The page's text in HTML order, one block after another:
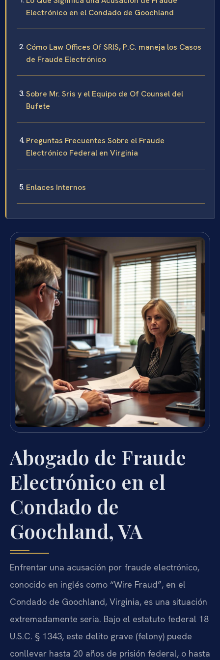
Electrónico en el Condado de Goochland
Cómo Law Offices Of SRIS, P.C. maneja los Casos
de Fraude Electrónico
Sobre Mr. Sris y el Equipo de Of Counsel del
Bufete
Preguntas Frecuentes Sobre el Fraude
Electrónico Federal en Virginia
Enlaces Internos
Abogado de Fraude
Electrónico en el
Condado de
Goochland, VA
Enfrentar una acusación por fraude electrónico,
conocido en inglés como “Wire Fraud”, en el
Condado de Goochland, Virginia, es una situación
extremadamente seria. Bajo el estatuto federal 18
U.S.C. § 1343, este delito grave (felony) puede
conllevar hasta 20 años de prisión federal, o hasta